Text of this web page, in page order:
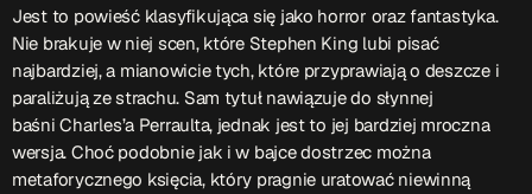
search
ON AIR
Jest to powieść klasyfikująca się jako horror oraz fantastyka.
Nie brakuje w niej scen, które Stephen King lubi pisać
najbardziej, a mianowicie tych, które przyprawiają o deszcze i
paraliżują ze strachu. Sam tytuł nawiązuje do słynnej
baśniCharles’a Perraulta, jednak jest to jej bardziej mroczna
wersja. Choć podobnie jak i w bajce dostrzec można
metaforycznego księcia, który pragnie uratować niewinną